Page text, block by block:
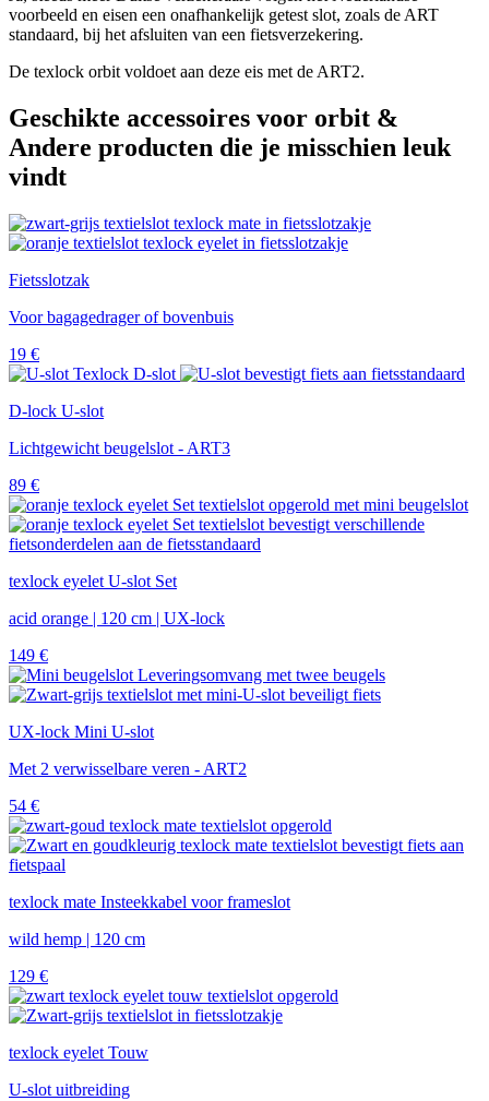
voorbeeld en eisen een onafhankelijk getest slot, zoals de ART
standaard, bij het afsluiten van een fietsverzekering.
De texlock orbit voldoet aan deze eis met de ART2.
Geschikte accessoires voor orbit &
Andere producten die je misschien leuk
vindt
Fietsslotzak
Voor bagagedrager of bovenbuis
19 €
D-lock U-slot
Lichtgewicht beugelslot - ART3
89 €
texlock eyelet U-slot Set
acid orange | 120 cm | UX-lock
149 €
UX-lock Mini U-slot
Met 2 verwisselbare veren - ART2
54 €
texlock mate Insteekkabel voor frameslot
wild hemp | 120 cm
129 €
texlock eyelet Touw
U-slot uitbreiding